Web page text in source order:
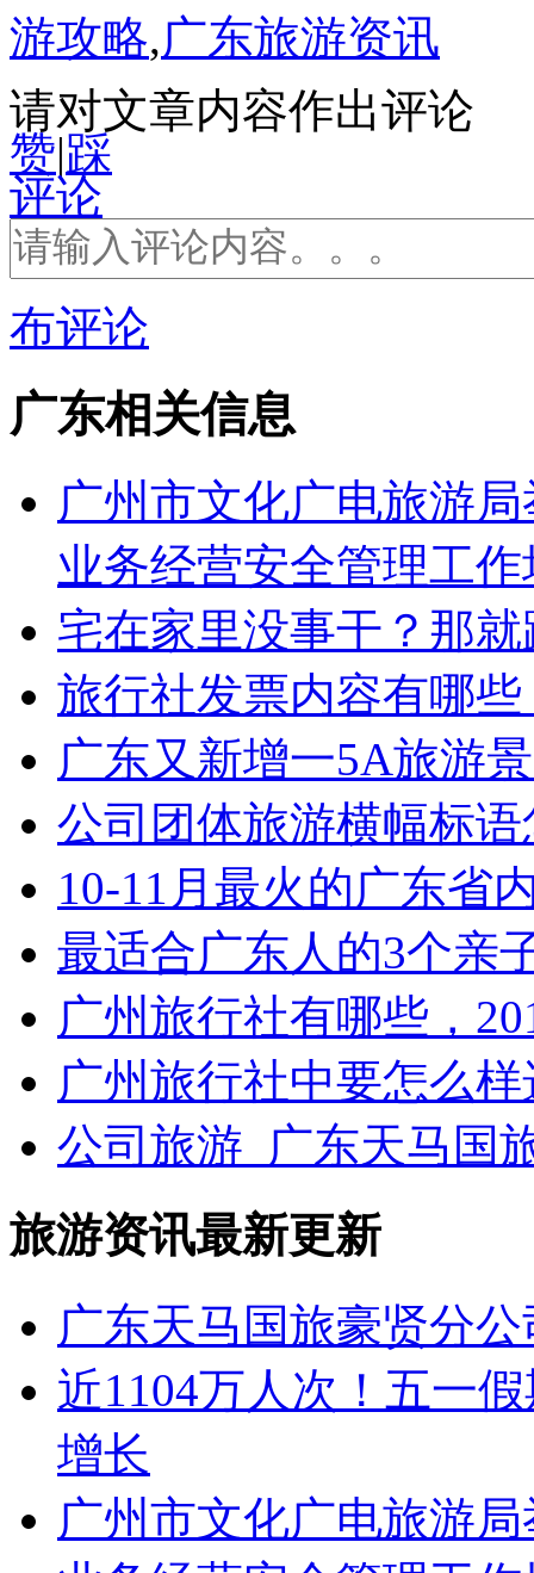
游攻略,广东旅游资讯
请对文章内容作出评论
赞|踩
评论
布评论
广东相关信息
广州市文化广电旅游
业务经营安全管理工
宅在家里没事干？那
旅行社发票内容有哪
广东又新增一5A旅游
公司团体旅游横幅标
10-11月最火的广东省
最适合广东人的3个亲
广州旅行社有哪些，
广州旅行社中要怎么
公司旅游_广东天马国
旅游资讯最新更新
广东天马国旅豪贤分
近1104万人次！五一
增长
广州市文化广电旅游